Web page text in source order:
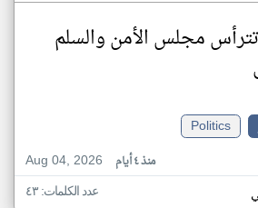
تترأس مجلس الأمن والسلم
Politics
Aug 04, 2026
منذ ٤ أيام
عدد الكلمات: ٤٣